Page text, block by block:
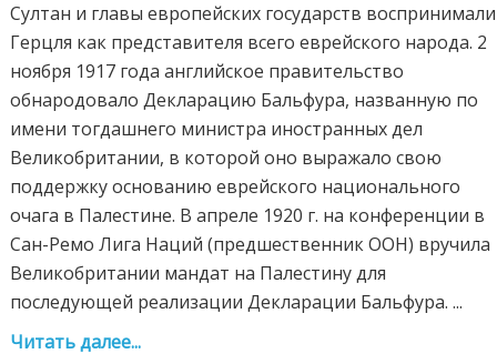
Султан и главы европейских государств воспринимали
Герцля как представителя всего еврейского народа. 2
ноября 1917 года английское правительство
обнародовало Декларацию Бальфура, названную по
имени тогдашнего министра иностранных дел
Великобритании, в которой оно выражало свою
поддержку основанию еврейского национального
очага в Палестине. В апреле 1920 г. на конференции в
Сан-Ремо Лига Наций (предшественник ООН) вручила
Великобритании мандат на Палестину для
последующей реализации Декларации Бальфура. ...
Читать далее...